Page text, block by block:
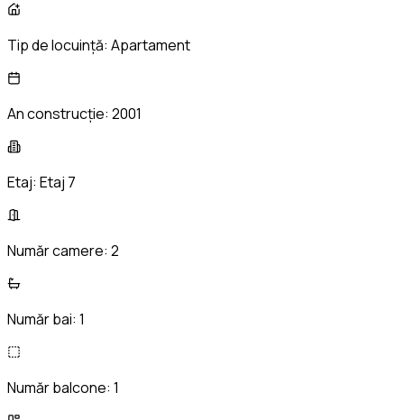
Tip de locuință: Apartament
An construcție: 2001
Etaj: Etaj 7
Număr camere: 2
Număr bai: 1
Număr balcone: 1